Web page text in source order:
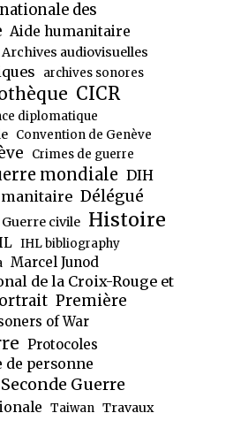
des
Aide humanitaire
Archives audiovisuelles
archives sonores
CICR
diplomatique
Convention de Genève
Crimes de guerre
mondiale DIH
Délégué
Guerre civile Histoire
IHL bibliography
Marcel Junod
de la Croix-Rouge et
Première
of War
Protocoles
de personne
Seconde Guerre
Taiwan Travaux